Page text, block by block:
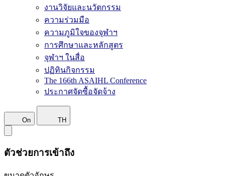
งานวิจัยและนวัตกรรม
ความร่วมมือ
ความภูมิใจของจุฬาฯ
การศึกษาและหลักสูตร
จุฬาฯ ในสื่อ
ปฏิทินกิจกรรม
The 166th ASAIHL Conference
ประกาศจัดซื้อจัดจ้าง
On TH
ตัวช่วยการเข้าถึง